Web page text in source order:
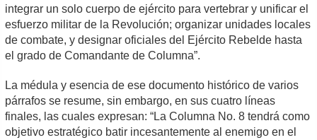
integrar un solo cuerpo de ejército para vertebrar y unificar el
esfuerzo militar de la Revolución; organizar unidades locales
de combate, y designar oficiales del Ejército Rebelde hasta
el grado de Comandante de Columna”.
La médula y esencia de ese documento histórico de varios
párrafos se resume, sin embargo, en sus cuatro líneas
finales, las cuales expresan: “La Columna No. 8 tendrá como
objetivo estratégico batir incesantemente al enemigo en el